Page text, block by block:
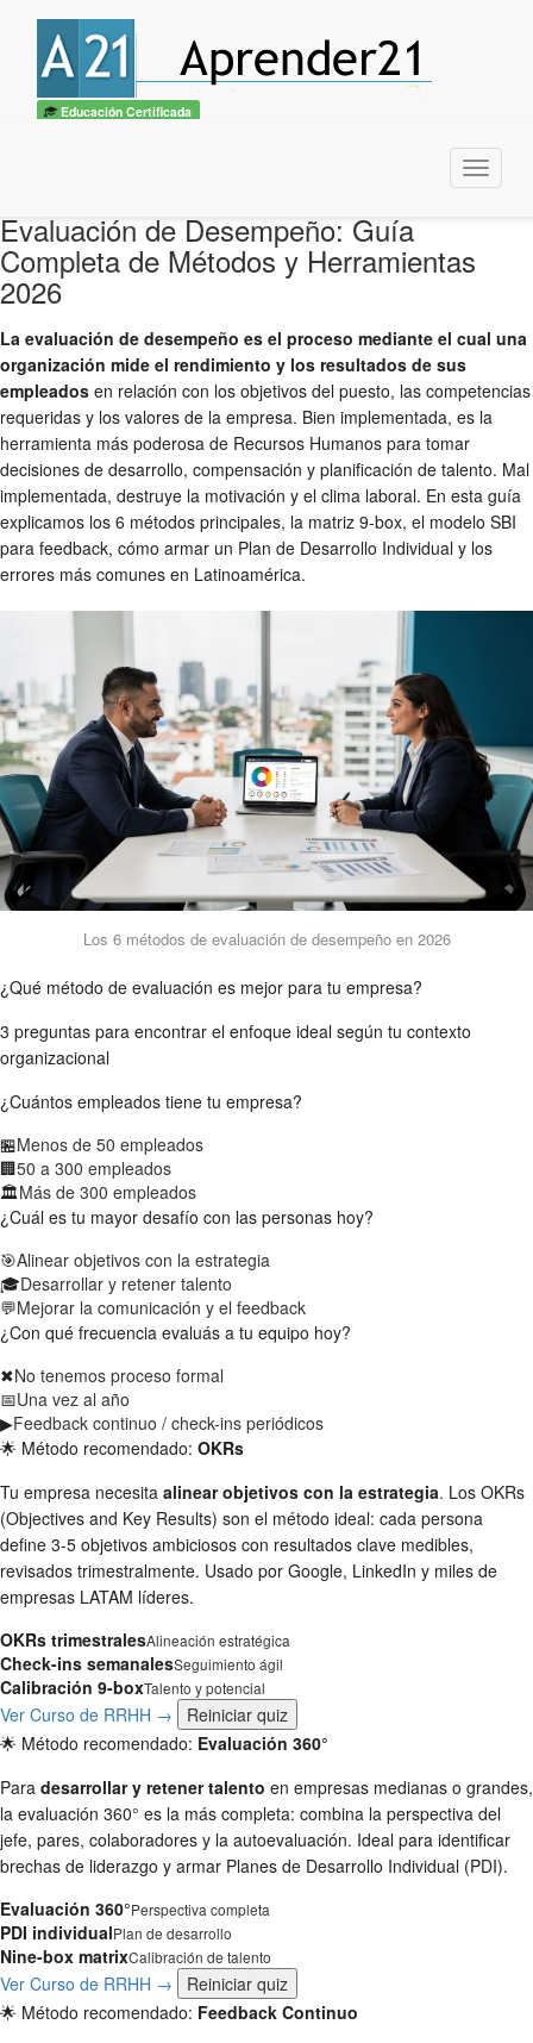
Educación Certificada
Menu
Evaluación de Desempeño: Guía
Completa de Métodos y Herramientas
2026
La evaluación de desempeño es el proceso mediante el cual una
organización mide el rendimiento y los resultados de sus
empleados en relación con los objetivos del puesto, las competencias
requeridas y los valores de la empresa. Bien implementada, es la
herramienta más poderosa de Recursos Humanos para tomar
decisiones de desarrollo, compensación y planificación de talento. Mal
implementada, destruye la motivación y el clima laboral. En esta guía
explicamos los 6 métodos principales, la matriz 9-box, el modelo SBI
para feedback, cómo armar un Plan de Desarrollo Individual y los
errores más comunes en Latinoamérica.
Los 6 métodos de evaluación de desempeño en 2026
¿Qué método de evaluación es mejor para tu empresa?
3 preguntas para encontrar el enfoque ideal según tu contexto
organizacional
¿Cuántos empleados tiene tu empresa?
🏪Menos de 50 empleados
🏢50 a 300 empleados
🏛Más de 300 empleados
¿Cuál es tu mayor desafío con las personas hoy?
🎯Alinear objetivos con la estrategia
🎓Desarrollar y retener talento
💬Mejorar la comunicación y el feedback
¿Con qué frecuencia evaluás a tu equipo hoy?
✖No tenemos proceso formal
📅Una vez al año
▶Feedback continuo / check-ins periódicos
🌟 Método recomendado: OKRs
Tu empresa necesita alinear objetivos con la estrategia. Los OKRs
(Objectives and Key Results) son el método ideal: cada persona
define 3-5 objetivos ambiciosos con resultados clave medibles,
revisados trimestralmente. Usado por Google, LinkedIn y miles de
empresas LATAM líderes.
OKRs trimestralesAlineación estratégica
Check-ins semanalesSeguimiento ágil
Calibración 9-boxTalento y potencial
Ver Curso de RRHH →
Reiniciar quiz
🌟 Método recomendado: Evaluación 360°
Para desarrollar y retener talento en empresas medianas o grandes,
la evaluación 360° es la más completa: combina la perspectiva del
jefe, pares, colaboradores y la autoevaluación. Ideal para identificar
brechas de liderazgo y armar Planes de Desarrollo Individual (PDI).
Evaluación 360°Perspectiva completa
PDI individualPlan de desarrollo
Nine-box matrixCalibración de talento
Ver Curso de RRHH →
Reiniciar quiz
🌟 Método recomendado: Feedback Continuo